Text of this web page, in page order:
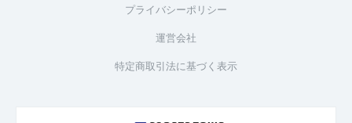
プライバシーポリシー
運営会社
特定商取引法に基づく表示